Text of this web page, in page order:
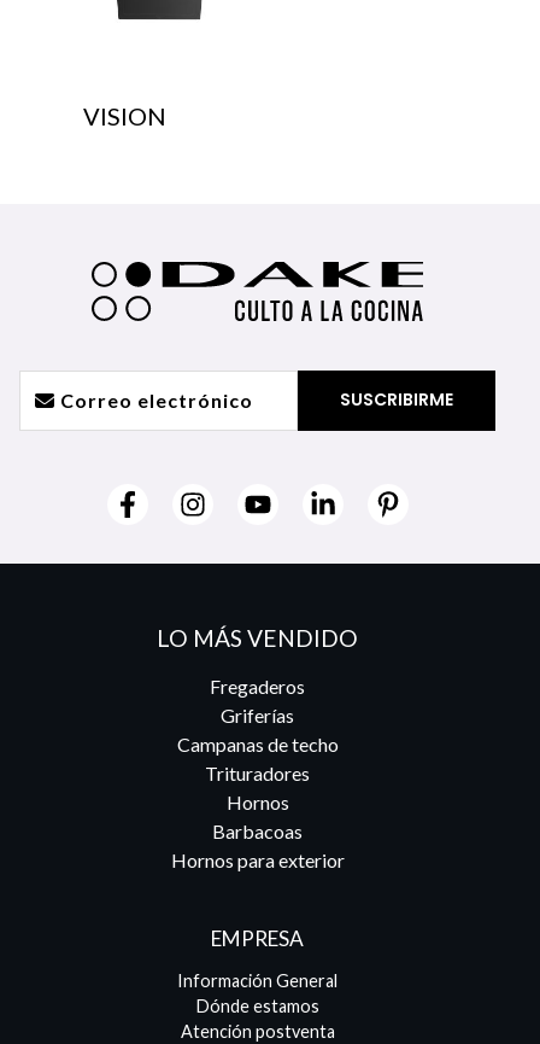
VISION
LO MÁS VENDIDO
Fregaderos
Griferías
Campanas de techo
Trituradores
Hornos
Barbacoas
Hornos para exterior
EMPRESA
Información General
Dónde estamos
Atención postventa